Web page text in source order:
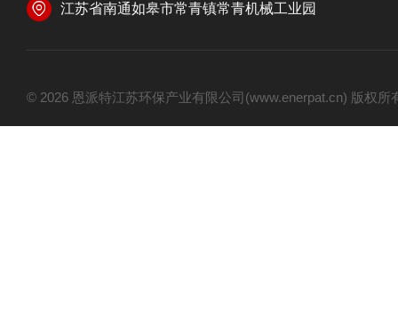
江苏省南通如皋市常青镇常青机械工业园
© 2026 恩派特江苏环保产业有限公司(www.enerpat.cn) 版权